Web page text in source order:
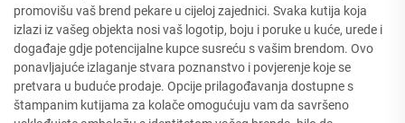
promovišu vaš brend pekare u cijeloj zajednici. Svaka kutija koja
izlazi iz vašeg objekta nosi vaš logotip, boju i poruke u kuće, urede i
događaje gdje potencijalne kupce susreću s vašim brendom. Ovo
ponavljajuće izlaganje stvara poznanstvo i povjerenje koje se
pretvara u buduće prodaje. Opcije prilagođavanja dostupne s
štampanim kutijama za kolače omogućuju vam da savršeno